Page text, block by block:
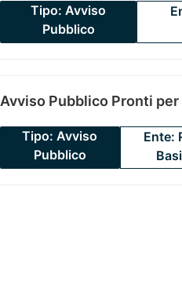
Tipo: Avviso
Pubblico
Avviso Pubblico Pronti
Tipo: Avviso
Pubblico
Ente: